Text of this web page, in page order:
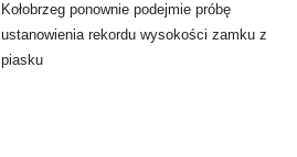
Kołobrzeg ponownie podejmie próbę
ustanowienia rekordu wysokości zamku z
piasku